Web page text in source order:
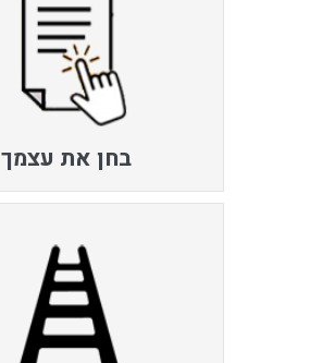
בחן את עצמך